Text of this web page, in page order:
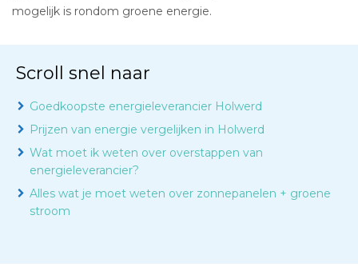
mogelijk is rondom groene energie.
Scroll snel naar
Goedkoopste energieleverancier Holwerd
Prijzen van energie vergelijken in Holwerd
Wat moet ik weten over overstappen van
energieleverancier?
Alles wat je moet weten over zonnepanelen + groene
stroom